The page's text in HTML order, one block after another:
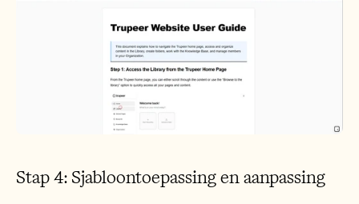
Stap 4: Sjabloontoepassing en aanpassing